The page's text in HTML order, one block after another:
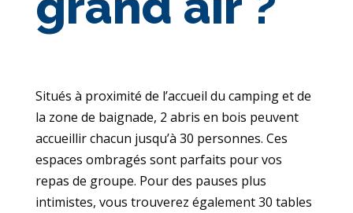
Situés à proximité de l’accueil du camping et de
la zone de baignade, 2 abris en bois peuvent
accueillir chacun jusqu’à 30 personnes. Ces
espaces ombragés sont parfaits pour vos
repas de groupe. Pour des pauses plus
intimistes, vous trouverez également 30 tables